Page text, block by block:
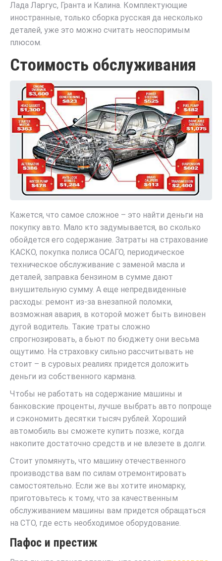
Лада Ларгус, Гранта и Калина. Комплектующие
иностранные, только сборка русская да несколько
деталей, уже это можно считать неоспоримым
плюсом.
Стоимость обслуживания
Кажется, что самое сложное – это найти деньги на
покупку авто. Мало кто задумывается, во сколько
обойдется его содержание. Затраты на страхование
КАСКО, покупка полиса ОСАГО, периодическое
техническое обслуживание с заменой масла и
деталей, заправка бензином в сумме дают
внушительную сумму. А еще непредвиденные
расходы: ремонт из-за внезапной поломки,
возможная авария, в которой может быть виновен
дугой водитель. Такие траты сложно
спрогнозировать, а бьют по бюджету они весьма
ощутимо. На страховку сильно рассчитывать не
стоит – в суровых реалиях придется доложить
деньги из собственного кармана.
Чтобы не работать на содержание машины и
банковские проценты, лучше выбрать авто попроще
и сэкономить десятки тысяч рублей. Хороший
автомобиль вы сможете купить позже, когда
накопите достаточно средств и не влезете в долги.
Стоит упомянуть, что машину отечественного
производства вам по силам отремонтировать
самостоятельно. Если же вы хотите иномарку,
приготовьтесь к тому, что за качественным
обслуживанием машины вам придется обращаться
на СТО, где есть необходимое оборудование.
Пафос и престиж